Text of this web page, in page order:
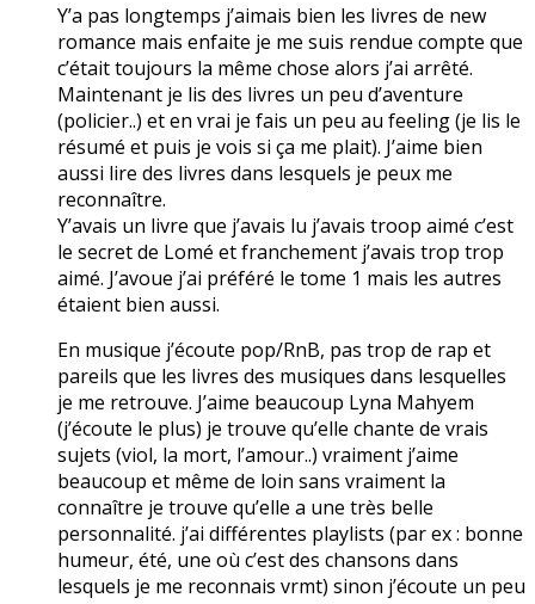
Y’a pas longtemps j’aimais bien les livres de new
romance mais enfaite je me suis rendue compte que
c’était toujours la même chose alors j’ai arrêté.
Maintenant je lis des livres un peu d’aventure
(policier..) et en vrai je fais un peu au feeling (je lis le
résumé et puis je vois si ça me plait). J’aime bien
aussi lire des livres dans lesquels je peux me
reconnaître.
Y’avais un livre que j’avais lu j’avais troop aimé c’est
le secret de Lomé et franchement j’avais trop trop
aimé. J’avoue j’ai préféré le tome 1 mais les autres
étaient bien aussi.
En musique j’écoute pop/RnB, pas trop de rap et
pareils que les livres des musiques dans lesquelles
je me retrouve. J’aime beaucoup Lyna Mahyem
(j’écoute le plus) je trouve qu’elle chante de vrais
sujets (viol, la mort, l’amour..) vraiment j’aime
beaucoup et même de loin sans vraiment la
connaître je trouve qu’elle a une très belle
personnalité. j’ai différentes playlists (par ex : bonne
humeur, été, une où c’est des chansons dans
lesquels je me reconnais vrmt) sinon j’écoute un peu